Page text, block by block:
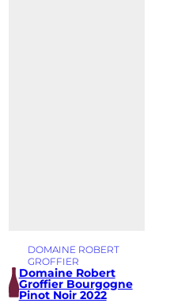
DOMAINE ROBERT
GROFFIER
Domaine Robert
Groffier Bourgogne
Pinot Noir 2022